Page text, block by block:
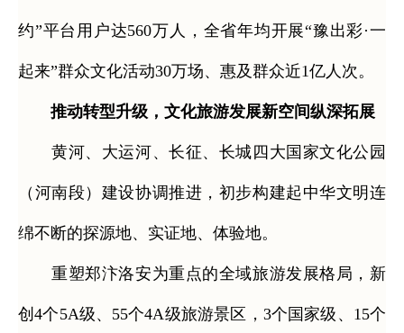
约”平台用户达560万人，全省年均开展“豫出彩·一
起来”群众文化活动30万场、惠及群众近1亿人次。
推动转型升级，文化旅游发展新空间纵深拓展
黄河、大运河、长征、长城四大国家文化公园
（河南段）建设协调推进，初步构建起中华文明连
绵不断的探源地、实证地、体验地。
重塑郑汴洛安为重点的全域旅游发展格局，新
创4个5A级、55个4A级旅游景区，3个国家级、15个